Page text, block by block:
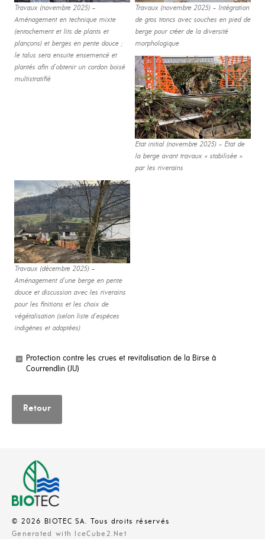
Travaux (novembre 2025) –
Aménagement en technique mixte
(enrochement et lits de plants et
plançons) et berges en pente douce ;
le talus sera ensuite ensemencé et
plantés afin d’obtenir un cordon boisé
multistratifié
Travaux (novembre 2025) – Intégration
de gros troncs avec souches en pied de
berge pour créer de la diversité
morphologique
Etat initial (novembre 2025) – Etat de
la berge avant travaux « stabilisée »
par les riverains
Travaux (décembre 2025) –
Aménagement d’une berge en pente
douce et discussion avec les riverains
pour les finitions et les choix de
végétalisation (selon liste d’espèces
indigènes et adaptées)
Protection contre les crues et revitalisation de la Birse à
Courrendlin (JU)
Retour
© 2026 BIOTEC SA. Tous droits réservés
Generated with IceCube2.Net